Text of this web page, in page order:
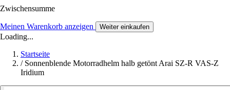
Zwischensumme
Meinen Warenkorb anzeigen Weiter einkaufen
Loading...
Startseite
/ Sonnenblende Motorradhelm halb getönt Arai SZ-R VAS-Z
Iridium